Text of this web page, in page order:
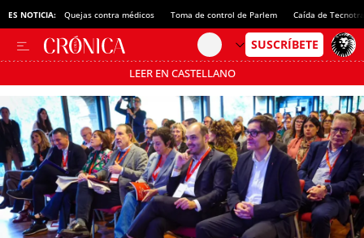
ES NOTICIA: Quejas contra médicos Toma de control de Parlem Caída de
LEER EN CASTELLANO
Pásate al MODO AHORRO